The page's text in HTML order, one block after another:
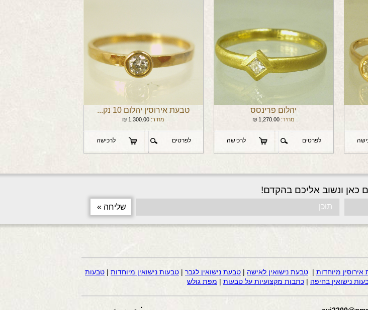
יהלום פרינסס
מחיר: 1,270.00
₪
לפרטים לרכישה
טבעת אירוסין יהלום 10 נק...
מחיר: 1,300.00
₪
לפרטים לרכישה
כאן ונשוב אליכם בהקדם!
אירוסין מיוחדות | טבעת נישואין לאישה | טבעת נישואין לגבר | טבעות נישואין מיוחדות | טבעות
נישואין בחיפה | כתבות מקצועיות על טבעות | מפת גולש